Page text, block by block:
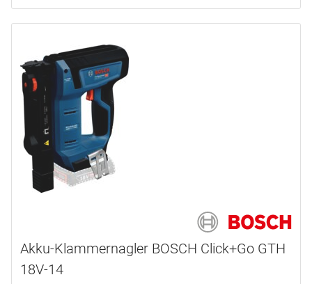
Akku-Klammernagler BOSCH Click+Go GTH
18V-14